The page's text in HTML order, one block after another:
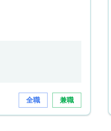
全職 兼職